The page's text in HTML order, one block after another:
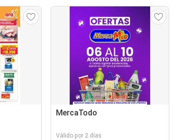
MercaTodo
Válido por 2 días